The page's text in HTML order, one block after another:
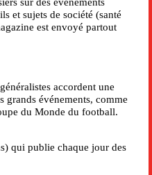
et sujets de société (santé
est envoyé partout
accordent une
grands événements, comme
du Monde du football.
qui publie chaque jour des